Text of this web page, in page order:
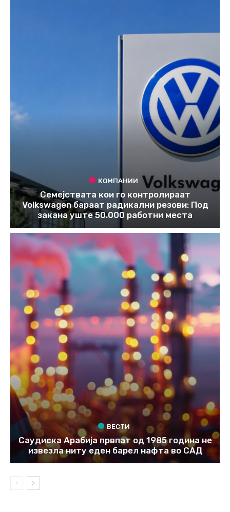
КОМПАНИИ
Семејствата кои го контролираат
Volkswagen бараат радикални резови: Под
закана уште 50.000 работни места
ВЕСТИ
Саудиска Арабија првпат од 1985 година не
извезла ниту еден барел нафта во САД